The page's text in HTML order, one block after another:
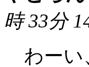
時 33分
わー